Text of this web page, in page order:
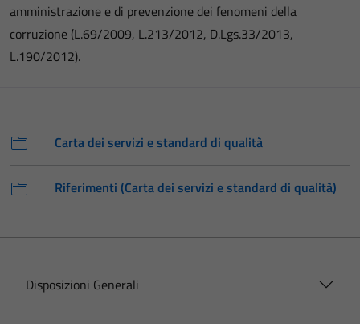
amministrazione e di prevenzione dei fenomeni della
corruzione (L.69/2009, L.213/2012, D.Lgs.33/2013,
L.190/2012).
Carta dei servizi e standard di qualità
Riferimenti (Carta dei servizi e standard di qualità)
Disposizioni Generali